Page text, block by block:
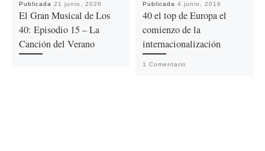
Publicada 21 junio, 2026
El Gran Musical de Los
40: Episodio 15 – La
Canción del Verano
Publicada 4 junio, 2016
40 el top de Europa el
comienzo de la
internacionalización
1 Comentario